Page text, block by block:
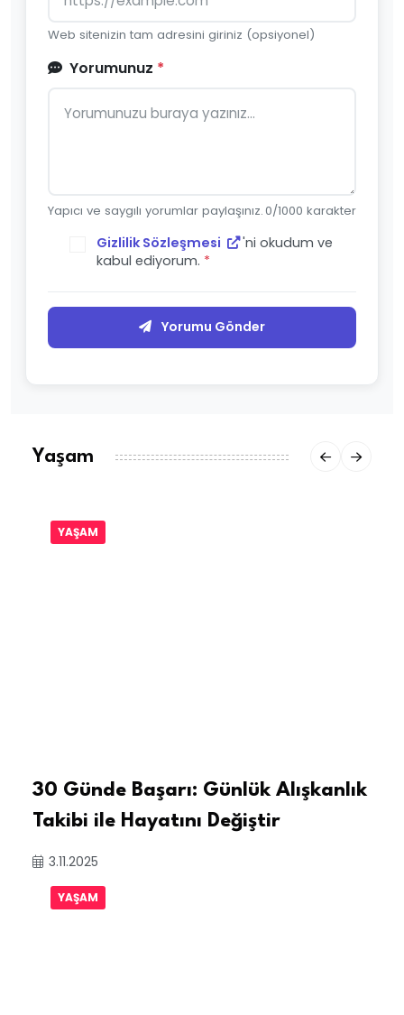
Web sitenizin tam adresini giriniz (opsiyonel)
Yorumunuz *
Yapıcı ve saygılı yorumlar paylaşınız.0/1000 karakter
Gizlilik Sözleşmesi
'ni okudum ve
kabul ediyorum. *
Yorumu Gönder
Yaşam
YAŞAM
30 Günde Başarı: Günlük Alışkanlık
Takibi ile Hayatını Değiştir
3.11.2025
YAŞAM